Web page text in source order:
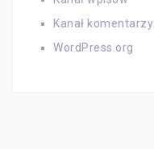
Kanał komentarzy
WordPress.org